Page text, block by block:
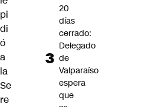
pi
di
ó
a
la
Se
re
20
días
cerrado:
Delegado
de
Valparaíso
espera
que